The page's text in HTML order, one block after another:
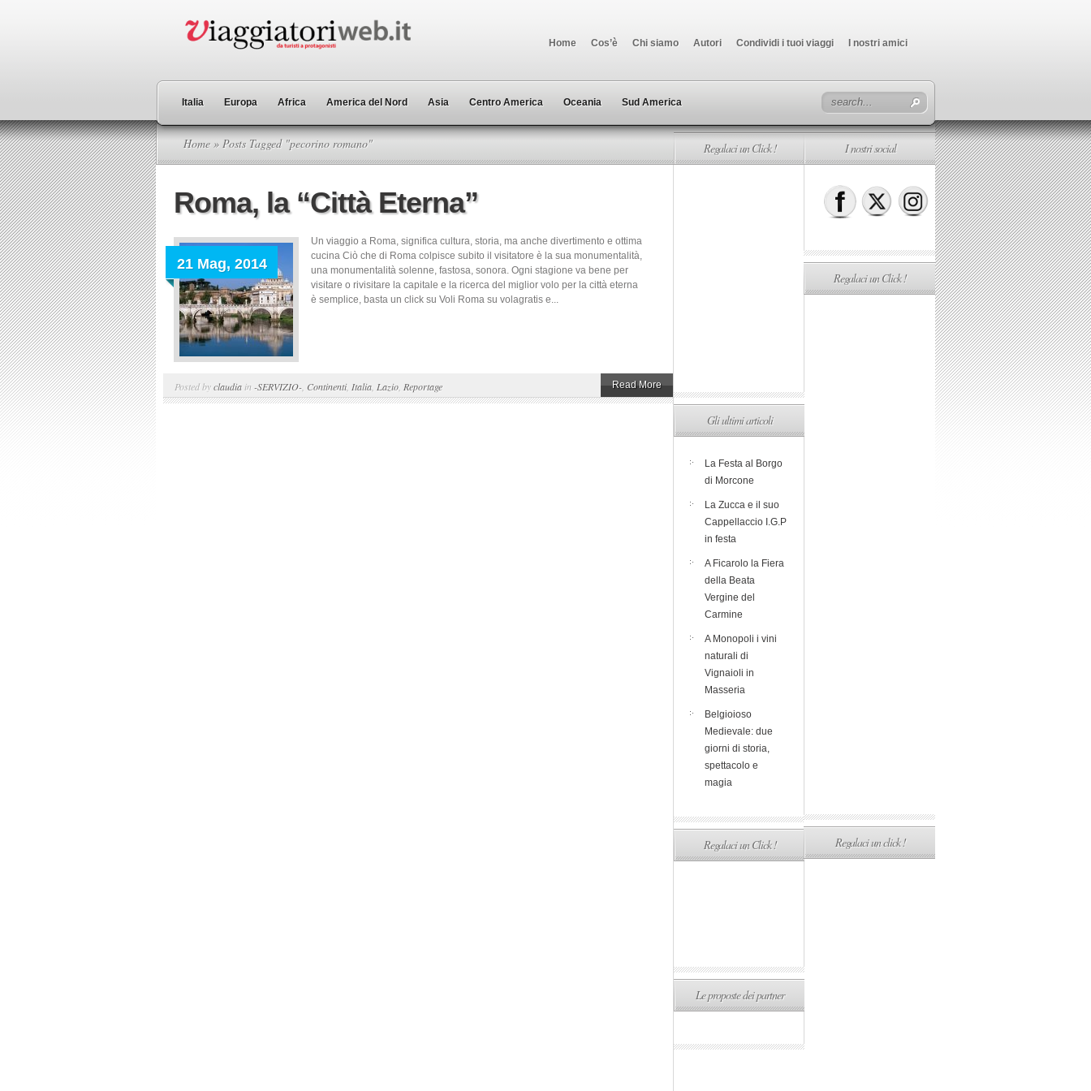
Home Cos’è Chi siamo Autori Condividi i tuoi viaggi I nostri amici
Italia Europa Africa America del Nord Asia Centro America Oceania Sud America
Home » Posts Tagged "pecorino romano"
Roma, la “Città Eterna”
21 Mag, 2014
Un viaggio a Roma, significa cultura, storia, ma anche divertimento e ottima
cucina Ciò che di Roma colpisce subito il visitatore è la sua monumentalità,
una monumentalità solenne, fastosa, sonora. Ogni stagione va bene per
visitare o rivisitare la capitale e la ricerca del miglior volo per la città eterna
è semplice, basta un click su Voli Roma su volagratis e...
Posted byclaudia in -SERVIZIO- Continenti, Italia Lazio Reportage Read More
Regalaci un Click !
Gli ultimi articoli
La Festa al Borgo
di Morcone
La Zucca e il suo
Cappellaccio I.G.P
in festa
A Ficarolo la Fiera
della Beata
Vergine del
Carmine
A Monopoli i vini
naturali di
Vignaioli in
Masseria
Belgioioso
Medievale: due
giorni di storia,
spettacolo e
magia
Regalaci un Click !
Le proposte dei partner
I nostri social
Regalaci un Click !
Regalaci un click !